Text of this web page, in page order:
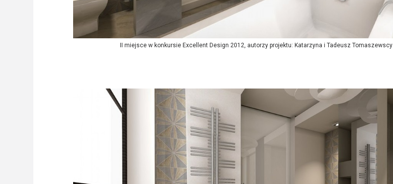
II miejsce w konkursie Excellent Design 2012, autorzy projektu: Katarzyna i Tadeusz Tomaszewscy